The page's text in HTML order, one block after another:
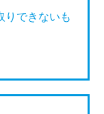
りできないも